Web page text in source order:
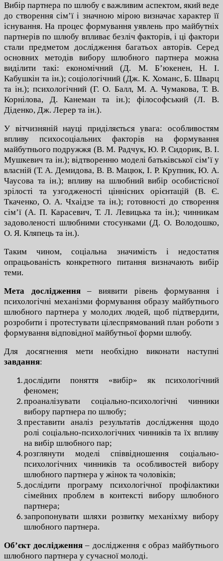
Вибір партнера по шлюбу є важливим аспектом, який веде
до створення сім’ї і значною мірою визначає характер її
існування. На процес формування уявлень про майбутніх
партнерів по шлюбу впливає безліч факторів, і ці фактори
стали предметом дослідження багатьох авторів. Серед
основних методів вибору шлюбного партнера можна
виділити такі: економічний (Д. М. Б’юкенен, Н. І.
Кабушкін та ін.); соціологічний (Дж. К. Хоманс, Б. Шварц
та ін.); психологічний (Г. О. Балл, М. А. Чумакова, Т. В.
Корнілова, Д. Канеман та ін.); філософський (Л. В.
Діденко, Дж. Лерер та ін.).
У вітчизняній науці приділяється увага: особливостям
впливу психосоціальних факторів на формування
майбутнього подружжя (В. М. Радчук, Ю. Р. Сидорик, В. І.
Мушкевич та ін.); відтворенню моделі батьківської сім’ї у
власній (Т. А. Демидова, В. В. Мацюк, І. Р. Крупник, Ю. А.
Чаусова та ін.); впливу на шлюбний вибір особистісної
зрілості та узгодженості ціннісних орієнтацій (В. Є.
Ткаченко, О. А. Чхаідзе та ін.); готовності до створення
сім’ї (А. П. Карасевич, Т. Л. Левицька та ін.); чинникам
задоволеності шлюбними стосунками (Д. О. Володошко,
О. Я. Кляпець та ін.).
Таким чином, соціальна значимість і недостатня
опрацьованість конкретного питання визначають вибір
теми.
Мета дослідження– виявити рівень формування і
психологічні механізми формування образу майбутнього
шлюбного партнера у молодих людей, щоб підтвердити,
розробити і протестувати цілеспрямований план роботи з
формування відповідної майбутньої форми шлюбу.
Для досягнення мети необхідно виконати наступні
завдання:
дослідити поняття «вибір» як психологічний
феномен;
проаналізувати соціально-психологічні чинники
вибору партнера по шлюбу;
преставити аналіз результатів дослідження щодо
ролі соціально-психологічних чинників та їх впливу
на вибір шлюбного пар;
розглянути моделі співвідношення соціально-
психологічних чинників та особливостей вибору
шлюбного партнера у жінок та чоловіків;
дослідити програму психологічної профілактики
сімейних проблем в контексті вибору шлюбного
партнера;
запропонувати шляхи розвитку механіхму вибору
шлюбного партнера.
Об’єкт дослідження– дослідження є образ майбутнього
шлюбного партнера у сучасної молоді.